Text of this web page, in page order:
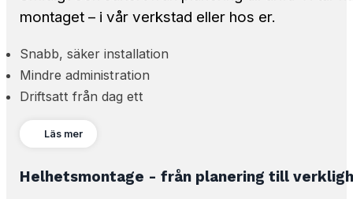
montaget – i vår verkstad eller hos er.
Snabb, säker installation
Mindre administration
Driftsatt från dag ett
Läs mer
Helhetsmontage - från planering till